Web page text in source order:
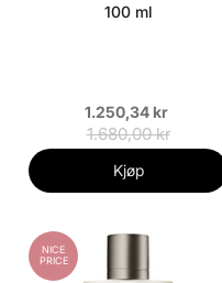
100 ml
1.250,34 kr
1.680,00 kr
Kjøp
NICE
PRICE